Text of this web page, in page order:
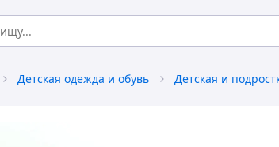
Детская одежда и обувь Детская и